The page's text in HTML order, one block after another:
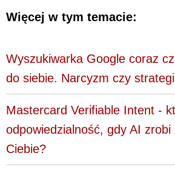
Więcej w tym temacie:
Wyszukiwarka Google coraz
do siebie. Narcyzm czy
Mastercard Verifiable Intent -
odpowiedzialność, gdy AI zrobi
Ciebie?